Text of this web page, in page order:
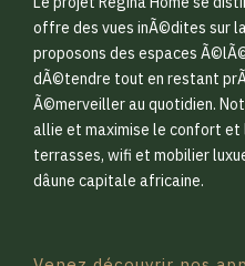
offre des vues inÃ©dites sur
proposons des espaces
dÃ©tendre tout en restant
Ã©merveiller au quotidien.
allie et maximise le confort et
terrasses, wifi et mobilier
dâune capitale africaine.
1
2
3
1
2
3